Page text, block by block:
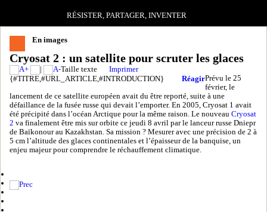
RÉSISTER, PARTAGER, INVENTER
En images
Cryosat 2 : un satellite pour scruter les glaces
Taille texte
Imprimer
{#TITRE,#URL_ARTICLE,#INTRODUCTION}
RéagirPrévu le 25
février, le
lancement de ce satellite européen avait du être reporté, suite à une
défaillance de la fusée russe qui devait l’emporter. En 2005, Cryosat 1 avait
été précipité dans l’océan Arctique pour la même raison. Le nouveau Cryosat
2 va finalement être mis sur orbite ce jeudi 8 avril par le lanceur russe Dniepr
de Baïkonour au Kazakhstan. Sa mission ? Mesurer avec une précision de 2 à
5 cm l’altitude des glaces continentales et l’épaisseur de la banquise, un
enjeu majeur pour comprendre le réchauffement climatique.